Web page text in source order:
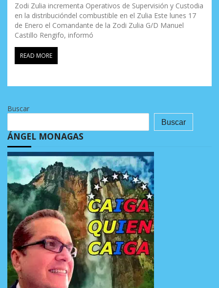
Zodi Zulia incrementa Operativos de Supervisión y Custodia
en la distribucióndel combustible en el Zulia Este lunes 17
de Enero el Comandante de la Zodi Zulia G/D Manuel
Castillo Rengifo, informó
READ MORE
Buscar
Buscar
ÁNGEL MONAGAS